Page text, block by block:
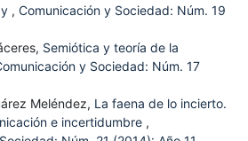
, Comunicación y Sociedad: Núm. 19
Semiótica y teoría de la
y Sociedad: Núm. 17
Meléndez, La faena de lo incierto.
e incertidumbre ,